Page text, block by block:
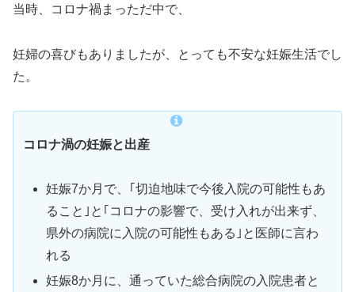
当時、コロナ禍まっただ中で、
妊婦の喜びもありましたが、とっても不安な妊娠生活でし
た。
コロナ渦の妊娠と出産
妊娠7か月で、｢切迫地味で今後入院の可能性もあ
ること｣と｢コロナの影響で、受け入れが出来ず、
県外の病院に入院の可能性もある｣と医師に言わ
れる
妊娠8か月に、通っていた総合病院の入院患者と